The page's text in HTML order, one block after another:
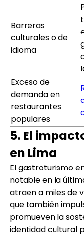
Barreras
culturales o de
idioma
Exceso de
demanda en
restaurantes
populares
5. El
en Lima
El gastroturismo
notable en la
atraen a miles de
que también
promueven la
identidad cultural